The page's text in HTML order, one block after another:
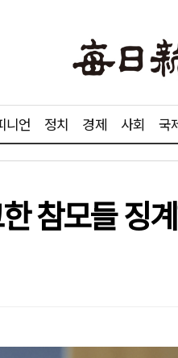
니언 정치 경제 사회 국
참모들 징